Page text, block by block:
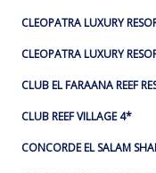
CLEOPATRA LUXURY
CLEOPATRA LUXURY
CLUB EL FARAANA REEF
CLUB REEF VILLAGE 4*
CONCORDE EL SALAM